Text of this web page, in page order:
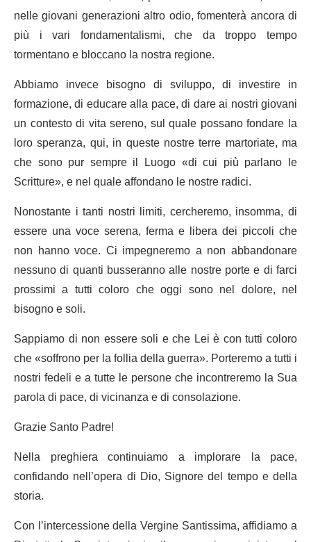
nelle giovani generazioni altro odio, fomenterà ancora di
più i vari fondamentalismi, che da troppo tempo
tormentano e bloccano la nostra regione.
Abbiamo invece bisogno di sviluppo, di investire in
formazione, di educare alla pace, di dare ai nostri giovani
un contesto di vita sereno, sul quale possano fondare la
loro speranza, qui, in queste nostre terre martoriate, ma
che sono pur sempre il Luogo «di cui più parlano le
Scritture», e nel quale affondano le nostre radici.
Nonostante i tanti nostri limiti, cercheremo, insomma, di
essere una voce serena, ferma e libera dei piccoli che
non hanno voce. Ci impegneremo a non abbandonare
nessuno di quanti busseranno alle nostre porte e di farci
prossimi a tutti coloro che oggi sono nel dolore, nel
bisogno e soli.
Sappiamo di non essere soli e che Lei è con tutti coloro
che «soffrono per la follia della guerra». Porteremo a tutti i
nostri fedeli e a tutte le persone che incontreremo la Sua
parola di pace, di vicinanza e di consolazione.
Grazie Santo Padre!
Nella preghiera continuiamo a implorare la pace,
confidando nell’opera di Dio, Signore del tempo e della
storia.
Con l’intercessione della Vergine Santissima, affidiamo a